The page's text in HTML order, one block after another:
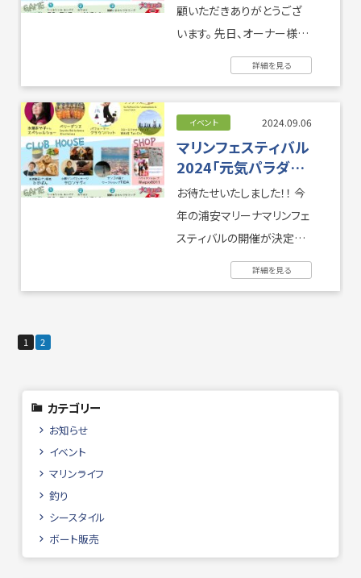
顧いただきありがとうござ
います。 先日、オーナー様へ
ＤＭ（ハガキ）を送付いたし
ました。 お手元に届きました
詳細を見る
イベント 2024.09.06
マリンフェスティバル
2024「元気パラダイ
ス」開催決定！
お待たせいたしました！！ 今
年の浦安マリーナマリンフェ
スティバルの開催が決定し
「元気パラダイス」 楽し ...
詳細を見る
1 2
カテゴリー
お知らせ
イベント
マリンライフ
釣り
シースタイル
ボート販売